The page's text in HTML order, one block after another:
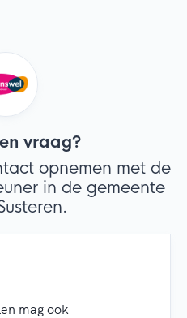
vraag?
opnemen met de
in de gemeente
mag ook